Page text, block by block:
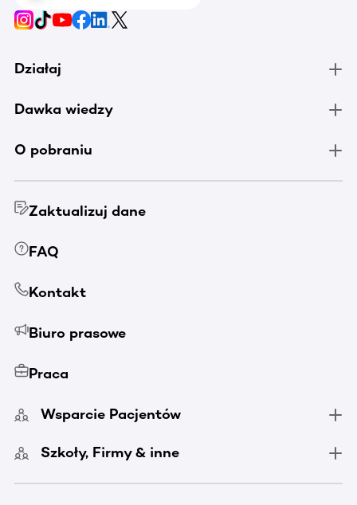
Działaj
Dawka wiedzy
O pobraniu
Zaktualizuj dane
FAQ
Kontakt
Biuro prasowe
Praca
Wsparcie Pacjentów
Szkoły, Firmy & inne